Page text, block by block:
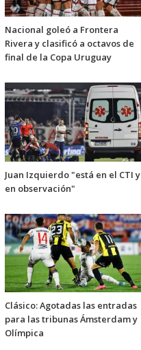
Nacional goleó a Frontera
Rivera y clasificó a octavos de
final de la Copa Uruguay
Juan Izquierdo "está en el CTI y
en observación"
Clásico: Agotadas las entradas
para las tribunas Ámsterdam y
Olímpica